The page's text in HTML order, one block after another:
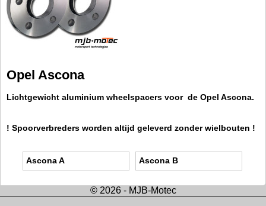
Opel Ascona
Lichtgewicht aluminium wheelspacers voor de Opel Ascona.
! Spoorverbreders worden altijd geleverd zonder wielbouten !
Ascona A Ascona B
© 2026 - MJB-Motec